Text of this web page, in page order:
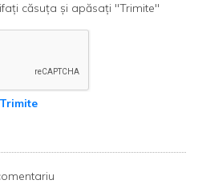
căsuța și apăsați "Trimite"
Trimite